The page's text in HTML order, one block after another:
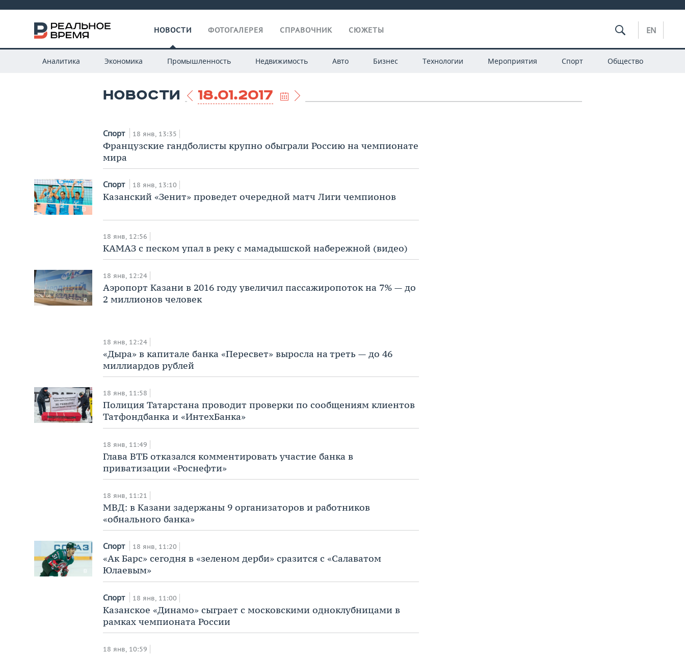
НОВОСТИ ФОТОГАЛЕРЕЯ СПРАВОЧНИК СЮЖЕТЫ EN
Аналитика Экономика Промышленность Недвижимость Авто Бизнес Технологии Мероприятия Спорт Общество
НОВОСТИ 18.01.2017
Спорт 18 янв, 13:35
Французские гандболисты крупно обыграли Россию на чемпионате
мира
Спорт 18 янв, 13:10
Казанский «Зенит» проведет очередной матч Лиги чемпионов
18 янв, 12:56
КАМАЗ с песком упал в реку с мамадышской набережной (видео)
18 янв, 12:24
Аэропорт Казани в 2016 году увеличил пассажиропоток на 7% — до
2 миллионов человек
18 янв, 12:24
«Дыра» в капитале банка «Пересвет» выросла на треть — до 46
миллиардов рублей
18 янв, 11:58
Полиция Татарстана проводит проверки по сообщениям клиентов
Татфондбанка и «ИнтехБанка»
18 янв, 11:49
Глава ВТБ отказался комментировать участие банка в
приватизации «Роснефти»
18 янв, 11:21
МВД: в Казани задержаны 9 организаторов и работников
«обнального банка»
Спорт 18 янв, 11:20
«Ак Барс» сегодня в «зеленом дерби» сразится с «Салаватом
Юлаевым»
Спорт 18 янв, 11:00
Казанское «Динамо» сыграет с московскими одноклубницами в
рамках чемпионата России
18 янв, 10:59